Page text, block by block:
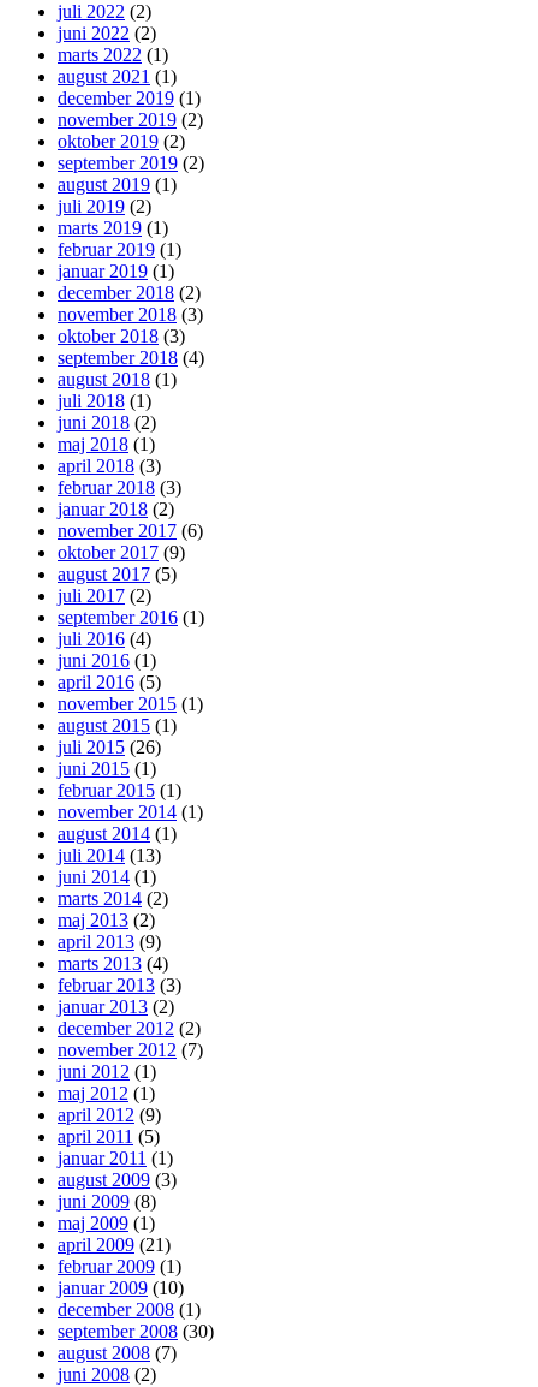
juli 2022 (2)
juni 2022 (2)
marts 2022 (1)
august 2021 (1)
december 2019 (1)
november 2019 (2)
oktober 2019 (2)
september 2019 (2)
august 2019 (1)
juli 2019 (2)
marts 2019 (1)
februar 2019 (1)
januar 2019 (1)
december 2018 (2)
november 2018 (3)
oktober 2018 (3)
september 2018 (4)
august 2018 (1)
juli 2018 (1)
juni 2018 (2)
maj 2018 (1)
april 2018 (3)
februar 2018 (3)
januar 2018 (2)
november 2017 (6)
oktober 2017 (9)
august 2017 (5)
juli 2017 (2)
september 2016 (1)
juli 2016 (4)
juni 2016 (1)
april 2016 (5)
november 2015 (1)
august 2015 (1)
juli 2015 (26)
juni 2015 (1)
februar 2015 (1)
november 2014 (1)
august 2014 (1)
juli 2014 (13)
juni 2014 (1)
marts 2014 (2)
maj 2013 (2)
april 2013 (9)
marts 2013 (4)
februar 2013 (3)
januar 2013 (2)
december 2012 (2)
november 2012 (7)
juni 2012 (1)
maj 2012 (1)
april 2012 (9)
april 2011 (5)
januar 2011 (1)
august 2009 (3)
juni 2009 (8)
maj 2009 (1)
april 2009 (21)
februar 2009 (1)
januar 2009 (10)
december 2008 (1)
september 2008 (30)
august 2008 (7)
juni 2008 (2)